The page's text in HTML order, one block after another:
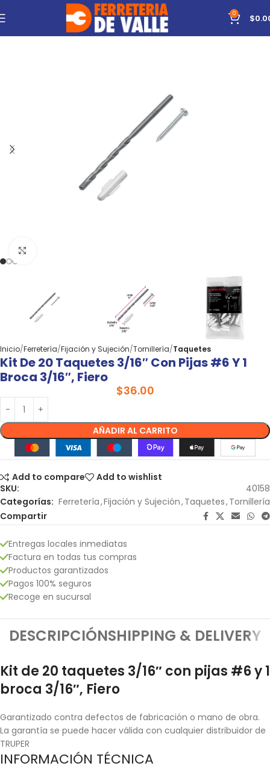
0 $
Inicio Ferretería Fijación y Sujeción Tornillería Taquetes
Kit De 20 Taquetes 3/16″ Con Pijas #6 Y 1
Broca 3/16″, Fiero
$36.00
AÑADIR AL CARRITO
Add to compare
Add to wishlist
SKU:
40158
Categorías: Ferretería,Fijación y Sujeción,Taquetes,Tornillería
Compartir
Entregas locales inmediatas
Factura en todas tus compras
Productos garantizados
Pagos 100% seguros
Recoge en sucursal
DESCRIPCIÓNSHIPPING & DELIVERY
Kit de 20 taquetes 3/16″ con pijas #6 y 1
broca 3/16″, Fiero
Garantizado contra defectos de fabricación o mano de obra.
La garantía se puede hacer válida con cualquier distribuidor de
TRUPER
INFORMACIÓN TÉCNICA